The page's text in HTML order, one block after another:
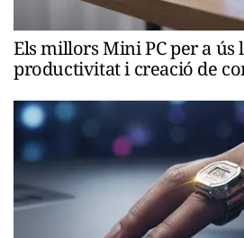
Els millors Mini PC per a ús
productivitat i creació de